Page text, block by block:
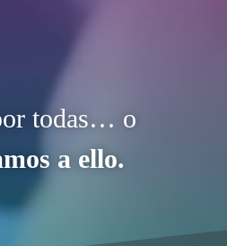
todas… o
a ello.